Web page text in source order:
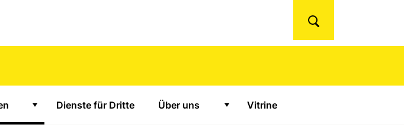
Zeige Untermenü für "Kurse und Konferenzen"
Dienste für Dritte Über uns
Zeige Untermenü für "Über uns"
Vitrine